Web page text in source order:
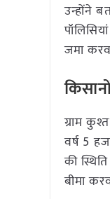
उन्होंने
जमा
ग्राम
वर्ष 5
की
बीमा